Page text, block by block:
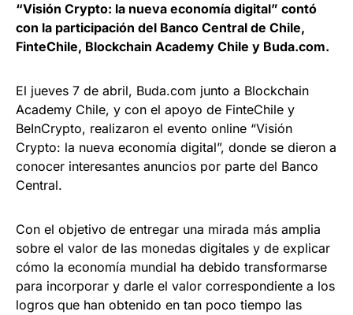
“Visión Crypto: la nueva economía digital” contó
con la participación del Banco Central de Chile,
FinteChile, Blockchain Academy Chile y Buda.com.
El jueves 7 de abril, Buda.com junto a Blockchain
Academy Chile, y con el apoyo de FinteChile y
BeInCrypto, realizaron el evento online “Visión
Crypto: la nueva economía digital”, donde se dieron a
conocer interesantes anuncios por parte del Banco
Central.
Con el objetivo de entregar una mirada más amplia
sobre el valor de las monedas digitales y de explicar
cómo la economía mundial ha debido transformarse
para incorporar y darle el valor correspondiente a los
logros que han obtenido en tan poco tiempo las